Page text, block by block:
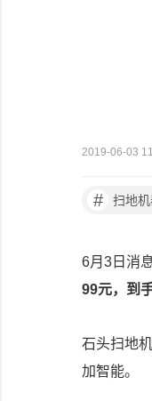
2019-06-03
# 扫地机
6月3日消息
99元，到
石头扫地
加智能。